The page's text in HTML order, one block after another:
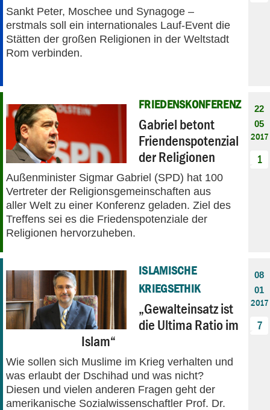
Sankt Peter, Moschee und Synagoge –
erstmals soll ein internationales Lauf-Event die
Stätten der großen Religionen in der Weltstadt
Rom verbinden.
FRIEDENSKONFERENZ
Gabriel betont
Friendenspotenzial
der Religionen
Außenminister Sigmar Gabriel (SPD) hat 100
Vertreter der Religionsgemeinschaften aus
aller Welt zu einer Konferenz geladen. Ziel des
Treffens sei es die Friedenspotenziale der
Religionen hervorzuheben.
22
05
2017
1
ISLAMISCHE
KRIEGSETHIK
„Gewalteinsatz ist
die Ultima Ratio im
Islam“
Wie sollen sich Muslime im Krieg verhalten und
was erlaubt der Dschihad und was nicht?
Diesen und vielen anderen Fragen geht der
amerikanische Sozialwissenschaftler Prof. Dr.
08
01
2017
7